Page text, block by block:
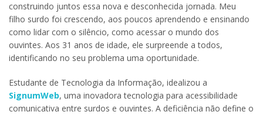
construindo juntos essa nova e desconhecida jornada. Meu
filho surdo foi crescendo, aos poucos aprendendo e ensinando
como lidar com o silêncio, como acessar o mundo dos
ouvintes. Aos 31 anos de idade, ele surpreende a todos,
identificando no seu problema uma oportunidade.
Estudante de Tecnologia da Informação, idealizou a
SignumWeb, uma inovadora tecnologia para acessibilidade
comunicativa entre surdos e ouvintes. A deficiência não define o